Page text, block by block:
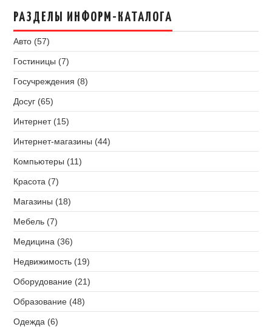
РАЗДЕЛЫ ИНФОРМ-КАТАЛОГА
Авто (57)
Гостиницы (7)
Госучреждения (8)
Досуг (65)
Интернет (15)
Интернет-магазины (44)
Компьютеры (11)
Красота (7)
Магазины (18)
Мебель (7)
Медицина (36)
Недвижимость (19)
Оборудование (21)
Образование (48)
Одежда (6)